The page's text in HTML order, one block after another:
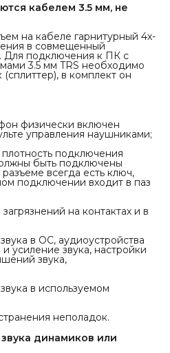
кабелем 3.5 мм, не
на кабеле гарнитурный 4х-
в совмещенный
Для подключения к ПК с
3.5 мм TRS необходимо
в комплект он
физически включен
управления наушниками;
подключения
быть подключены
всегда есть ключ,
подключении входит в паз
на контактах и в
в ОС, аудиоустройства
усиление звука, настройки
звука,
в используемом
неполадок.
динамиков или